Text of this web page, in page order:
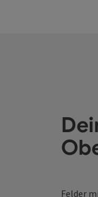
Felder